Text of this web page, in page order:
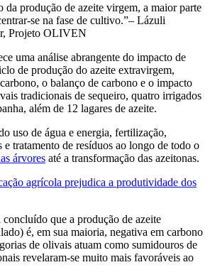
da produção de azeite virgem, a maior parte
se na fase de cultivo. – Lázuli
Projeto OLIVEN
uma análise abrangente do impacto de
de produção do azeite extravirgem,
o balanço de carbono e o impacto
tradicionais de sequeiro, quatro irrigados
além de 12 lagares de azeite.
uso de água e energia, fertilização,
e tratamento de resíduos ao longo de todo o
árvores até a transformação das azeitonas.
agrícola prejudica a produtividade dos
que a produção de azeite
é, em sua maioria, negativa em carbono
de olivais atuam como sumidouros de
revelaram-se muito mais favoráveis ao